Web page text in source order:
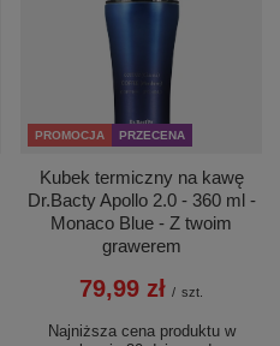
PROMOCJA PRZECENA
Kubek termiczny na kawę
Dr.Bacty Apollo 2.0 - 360 ml -
Monaco Blue - Z twoim
grawerem
79,99 zł / szt.
Najniższa cena produktu w